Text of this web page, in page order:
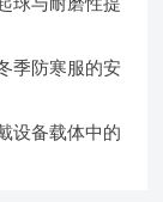
季防寒服的安
设备载体中的